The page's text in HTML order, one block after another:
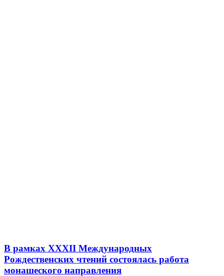
В рамках XXXII Международных
Рождественских чтений состоялась работа
монашеского направления